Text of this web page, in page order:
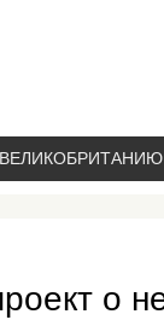
о